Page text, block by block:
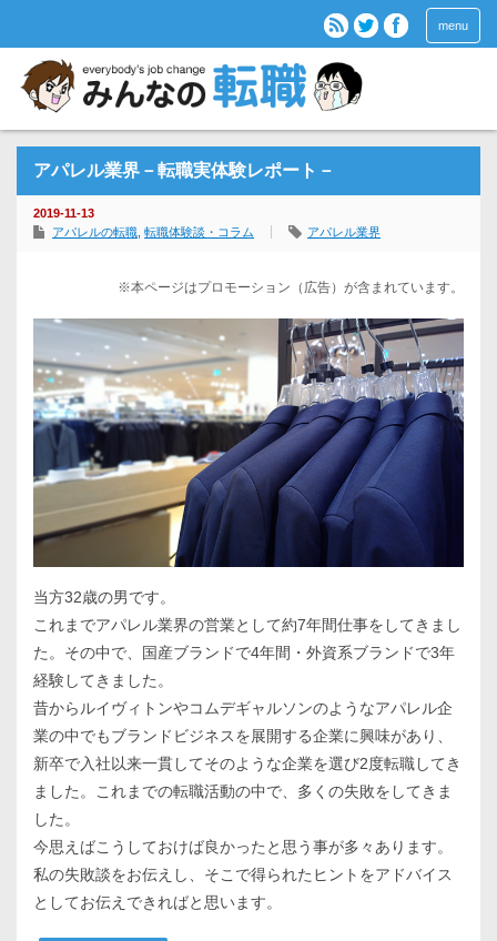
menu
アパレル業界－転職実体験レポート－
2019-11-13
アパレルの転職 転職体験談・コラム アパレル業界
※本ページはプロモーション（広告）が含まれています。
当方32歳の男です。
これまでアパレル業界の営業として約7年間仕事をしてきまし
た。その中で、国産ブランドで4年間・外資系ブランドで3年
経験してきました。
昔からルイヴィトンやコムデギャルソンのようなアパレル企
業の中でもブランドビジネスを展開する企業に興味があり、
新卒で入社以来一貫してそのような企業を選び2度転職してき
ました。これまでの転職活動の中で、多くの失敗をしてきま
した。
今思えばこうしておけば良かったと思う事が多々あります。
私の失敗談をお伝えし、そこで得られたヒントをアドバイス
としてお伝えできればと思います。